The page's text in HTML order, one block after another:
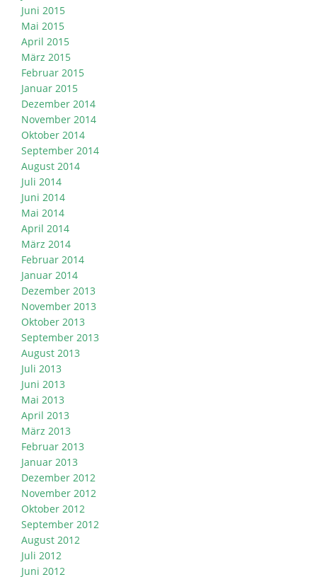
Juni 2015
Mai 2015
April 2015
März 2015
Februar 2015
Januar 2015
Dezember 2014
November 2014
Oktober 2014
September 2014
August 2014
Juli 2014
Juni 2014
Mai 2014
April 2014
März 2014
Februar 2014
Januar 2014
Dezember 2013
November 2013
Oktober 2013
September 2013
August 2013
Juli 2013
Juni 2013
Mai 2013
April 2013
März 2013
Februar 2013
Januar 2013
Dezember 2012
November 2012
Oktober 2012
September 2012
August 2012
Juli 2012
Juni 2012